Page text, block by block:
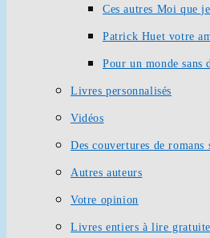
Ces autres Moi que
Patrick Huet votre
Pour un monde sans
Livres personnalisés
Vidéos
Des couvertures de romans
Autres auteurs
Votre opinion
Livres entiers à lire